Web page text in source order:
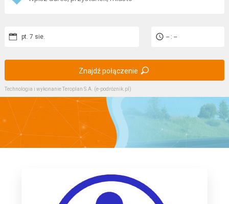
Technologia i wykonanieTeroplan S.A. (e-podróżnik.pl)
pt. 7 sie. -- : --
Znajdź połączenie